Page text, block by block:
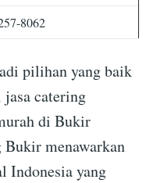
8062
pilihan yang baik
catering
di Bukir
menawarkan
Indonesia yang